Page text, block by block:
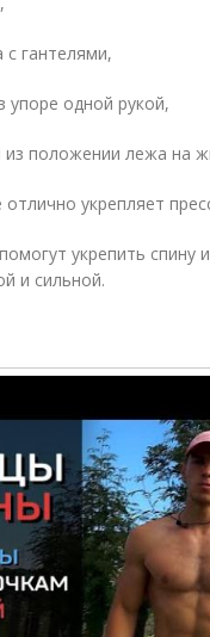
с гантелями,
упоре одной рукой,
из положении лежа на
укрепляет
укрепить спину
и сильной.